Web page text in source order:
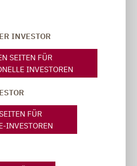
INVESTOR
SEITEN FÜR
INVESTOREN
FÜR
INVESTOREN